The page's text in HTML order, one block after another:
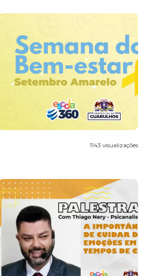
1143 visualizações